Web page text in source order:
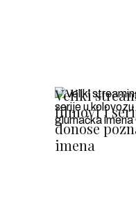
Veliki
filmovi i
donose
imena